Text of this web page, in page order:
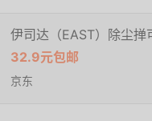
伊司达（EAST）除尘掸
32.9元包邮
京东